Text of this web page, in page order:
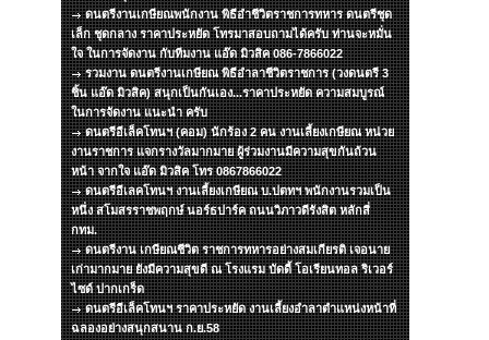
ดนตรีงานเกษียณพนักงาน พิธีอำชีวิตราชการทหาร ดนตรีชุด
เล็ก ชุดกลาง ราคาประหยัด โทรมาสอบถามได้ครับ ท่านจะหมั่น
ใจ ในการจัดงาน กับทีมงาน แอ๊ด มิวสิค 086-7866022
รวมงาน ดนตรีงานเกษียณ พิธีอำลาชีวิตราชการ (วงดนตรี 3
ชิ้น แอ๊ด มิวสิค) สนุกเป็นกันเอง...ราคาประหยัด ความสมบูรณ์
ในการจัดงาน แนะนำ ครับ
ดนตรีอีเล็คโทนฯ (คอม) นักร้อง 2 คน งานเลี้ยงเกษียณ หน่วย
งานราชการ แจกรางวัลมากมาย ผู้ร่วมงานมีความสุขกันถ้วน
หน้า จากใจ แอ๊ด มิวสิค โทร 0867866022
ดนตรีอีเลคโทนฯ งานเลี้ยงเกษียณ บ.ปตทฯ พนักงานรวมเป็น
หนึ่ง สโมสรราชพฤกษ์ นอร์ธปาร์ค ถนนวิภาวดีรังสิต หลักสี่
กทม.
ดนตรีงาน เกษียณชีวิต ราชการทหารอย่างสมเกียรติ เจอนาย
เก่ามากมาย ยังมีความสุขดี ณ โรงแรม บัดดี้ โอเรียนทอล ริเวอร์
ไซด์ ปากเกร็ด
ดนตรีอีเล็คโทนฯ ราคาประหยัด งานเลี้ยงอำลาตำแหน่งหน้าที่
ฉลองอย่างสนุกสนาน ก.ย.58